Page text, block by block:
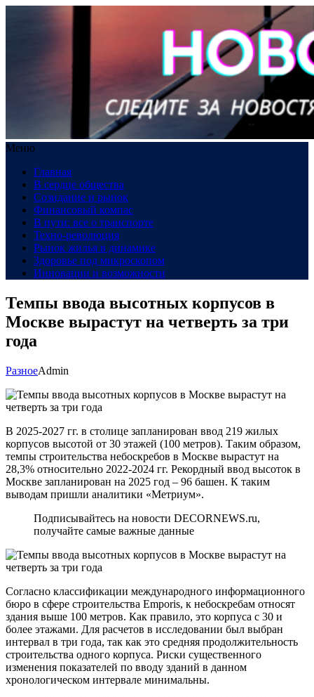
Меню
Главная
В сердце общества
Созидание и рынок
Финансовый компас
В пути: все о транспорте
Техно-революция
Рынок жилья в динамике
Здоровье под микроскопом
Инновации и возможности
Темпы ввода высотных корпусов в
Москве вырастут на четверть за три
года
РазноеAdmin
В 2025-2027 гг. в столице запланирован ввод 219 жилых
корпусов высотой от 30 этажей (100 метров). Таким образом,
темпы строительства небоскребов в Москве вырастут на
28,3% относительно 2022-2024 гг. Рекордный ввод высоток в
Москве запланирован на 2025 год – 96 башен. К таким
выводам пришли аналитики «Метриум».
Подписывайтесь на новости DECORNEWS.ru,
получайте самые важные данные
Согласно классификации международного информационного
бюро в сфере строительства Emporis, к небоскребам относят
здания выше 100 метров. Как правило, это корпуса с 30 и
более этажами. Для расчетов в исследовании был выбран
интервал в три года, так как это средняя продолжительность
строительства одного корпуса. Риски существенного
изменения показателей по вводу зданий в данном
хронологическом интервале минимальны.